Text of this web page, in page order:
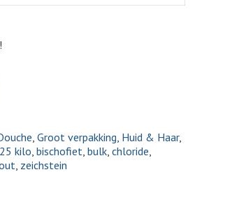
, Groot verpakking, Huid & Haar,
25 kilo, bischofiet, bulk, chloride,
, zeichstein